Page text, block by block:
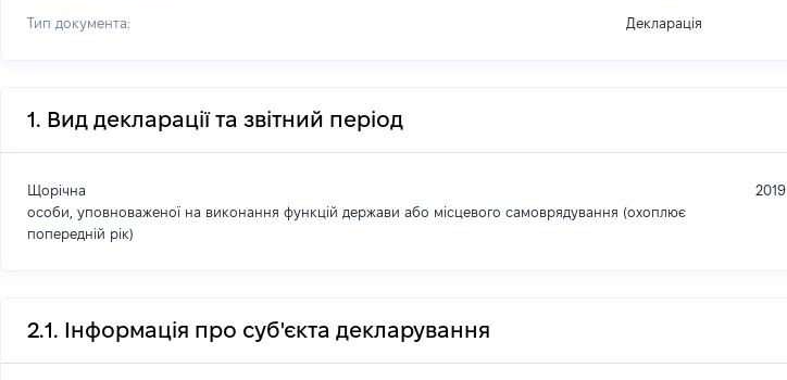
Тип документа: Декларація
1. Вид декларації та звітний період
Щорічна
особи, уповноваженої на виконання функцій держави або місцевого самоврядування (охоплює
попередній рік)
2019
2.1. Інформація про суб'єкта декларування